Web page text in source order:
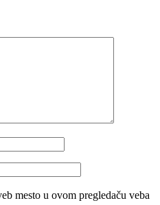
mesto u ovom pregledaču veba